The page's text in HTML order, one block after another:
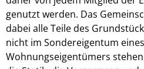
genutzt werden. Das
dabei alle Teile des
nicht im Sondereigentum
Wohnungseigentümers